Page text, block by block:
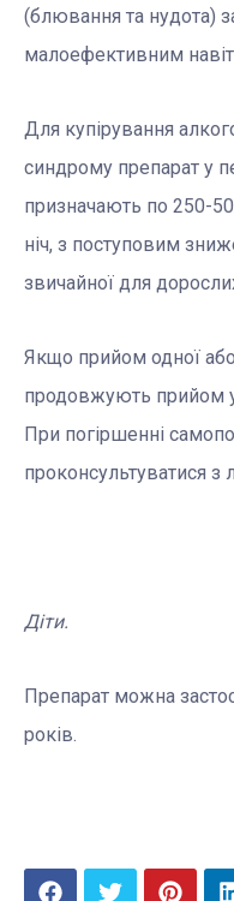
(блювання та нудота)
малоефективним
Для купірування
синдрому препарат у
призначають по 250-
ніч, з поступовим
звичайної для
Якщо прийом одної
продовжують прийом
При погіршенні
проконсультуватися з
Діти.
Препарат можна
років.